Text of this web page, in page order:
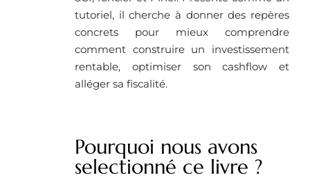
tutoriel, il cherche à donner des repères
concrets pour mieux comprendre
comment construire un investissement
rentable, optimiser son cashflow et
alléger sa fiscalité.
Pourquoi nous avons
selectionné ce livre ?